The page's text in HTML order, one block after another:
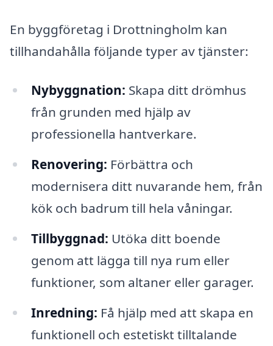
En byggföretag i Drottningholm kan
tillhandahålla följande typer av tjänster:
Nybyggnation: Skapa ditt drömhus
från grunden med hjälp av
professionella hantverkare.
Renovering: Förbättra och
modernisera ditt nuvarande hem, från
kök och badrum till hela våningar.
Tillbyggnad: Utöka ditt boende
genom att lägga till nya rum eller
funktioner, som altaner eller garager.
Inredning: Få hjälp med att skapa en
funktionell och estetiskt tilltalande